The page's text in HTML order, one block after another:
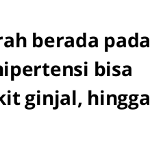
berada pada
bisa
ginjal, hingga